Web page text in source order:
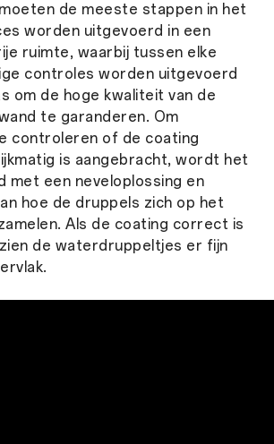
de meeste stappen in het
worden uitgevoerd in een
ruimte, waarbij tussen elke
controles worden uitgevoerd
om de hoge kwaliteit van de
te garanderen. Om
controleren of de coating
is aangebracht, wordt het
met een neveloplossing en
hoe de druppels zich op het
Als de coating correct is
de waterdruppeltjes er fijn